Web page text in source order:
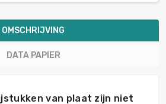
OMSCHRIJVING
DATA PAPIER
van plaat zijn niet